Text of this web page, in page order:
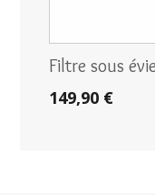
Filtre sous
149,90 €